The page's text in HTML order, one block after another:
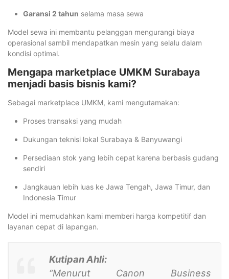
Garansi 2 tahun selama masa sewa
Model sewa ini membantu pelanggan mengurangi biaya
operasional sambil mendapatkan mesin yang selalu dalam
kondisi optimal.
Mengapa marketplace UMKM Surabaya
menjadi basis bisnis kami?
Sebagai marketplace UMKM, kami mengutamakan:
Proses transaksi yang mudah
Dukungan teknisi lokal Surabaya & Banyuwangi
Persediaan stok yang lebih cepat karena berbasis gudang
sendiri
Jangkauan lebih luas ke Jawa Tengah, Jawa Timur, dan
Indonesia Timur
Model ini memudahkan kami memberi harga kompetitif dan
layanan cepat di lapangan.
Kutipan Ahli:
“Menurut Canon Business